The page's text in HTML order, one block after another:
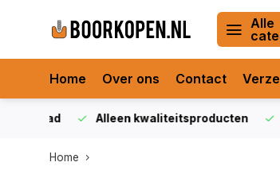
Alle
Home Over ons Contact
Alleen kwaliteitsproducten
Home